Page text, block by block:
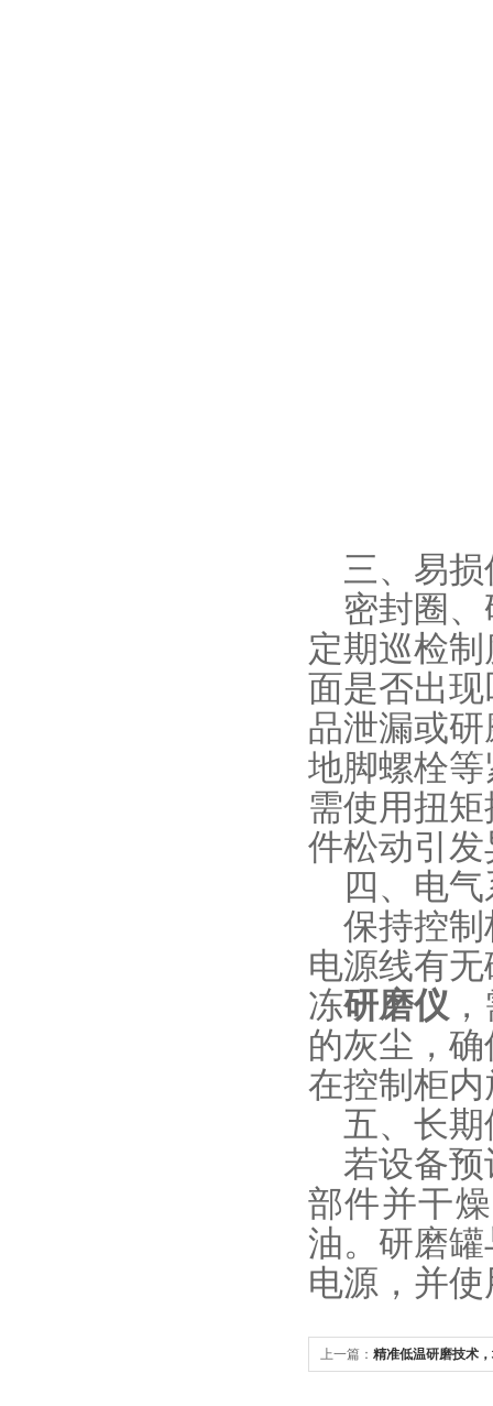
三、易损
密封圈、
定期巡检
面是否出
品泄漏或
地脚螺栓
需使用扭
件松动引
四、电气
保持控制
电源线有
冻研磨仪
的灰尘，
在控制柜
五、长期
若设备预
部件并干
油。研磨
电源，并
上一篇： 精准低温研磨技术